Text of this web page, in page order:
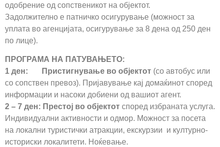
одобрение од сопственикот на објектот.
Задолжително е патничко осигурување (можност за
уплата во агенцијата, осигурување за 8 дена од 250 ден
по лице).
ПРОГРАМА НА ПАТУВАЊЕТО:
1 ден: Пристигнување во објектот (со автобус или
со сопствен превоз). Пријавување кај домаќинот според
информации и насоки добиени од вашиот агент.
2 – 7 ден: Престој во објектот според избраната услуга.
Индивидуални активности и одмор. Можност за посета
на локални туристички атракции, екскурзии и културно-
историски локалитети. Ноќевање.